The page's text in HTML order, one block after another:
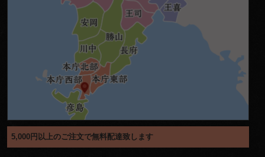
5,000円以上のご注文で無料配達致します